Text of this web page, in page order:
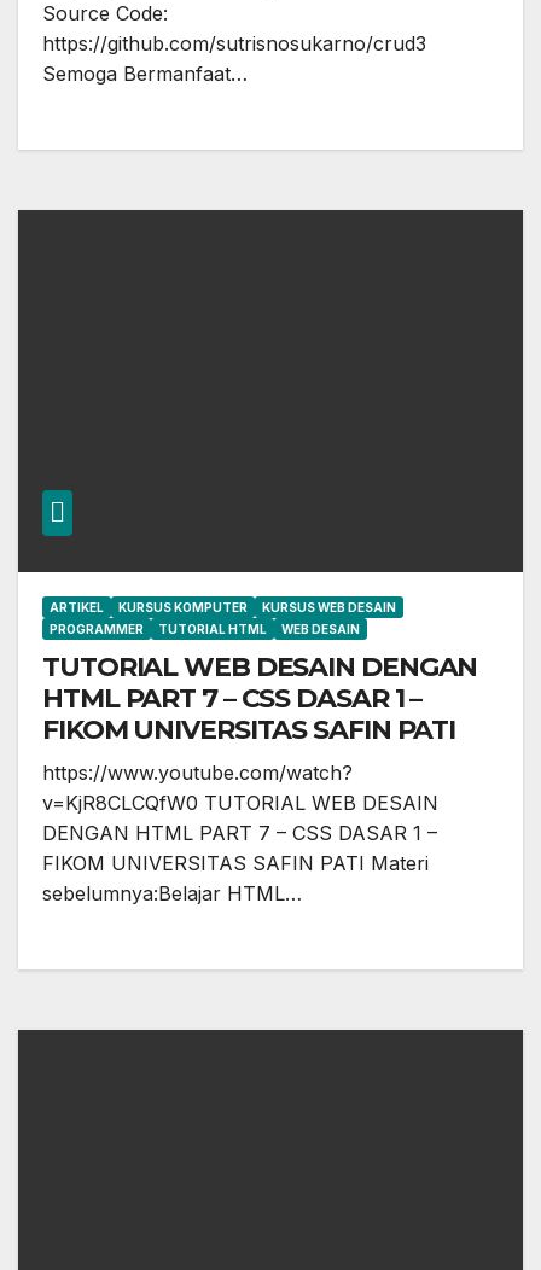
Source Code:
https://github.com/sutrisnosukarno/crud3
Semoga Bermanfaat…
ARTIKEL KURSUS KOMPUTER
KURSUS WEB DESAIN
PROGRAMMER
TUTORIAL HTML WEB DESAIN
TUTORIAL WEB DESAIN DENGAN
HTML PART 7 – CSS DASAR 1 –
FIKOM UNIVERSITAS SAFIN PATI
https://www.youtube.com/watch?
v=KjR8CLCQfW0 TUTORIAL WEB DESAIN
DENGAN HTML PART 7 – CSS DASAR 1 –
FIKOM UNIVERSITAS SAFIN PATI Materi
sebelumnya:Belajar HTML…